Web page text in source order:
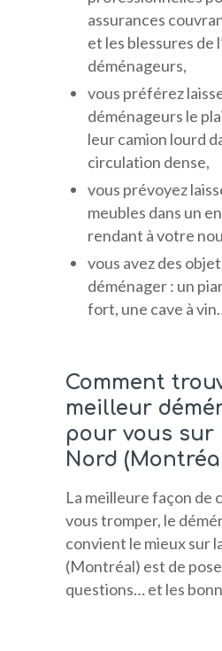
assurances
et les blessures de
déménageurs,
vous préférez
déménageurs le
leur camion lourd
circulation dense,
vous prévoyez
meubles dans un
rendant à votre
vous avez des
déménager : un
fort, une cave à
Comment
meilleur
pour vous sur
Nord
La meilleure façon de
vous tromper, le
convient le mieux sur
(Montréal) est de
questions… et les